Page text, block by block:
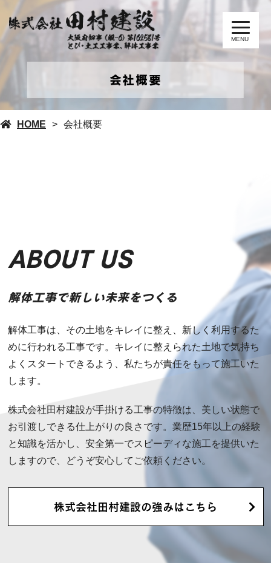
MENU
会社概要
HOME 会社概要
ABOUT US
解体工事で新しい未来をつくる
解体工事は、その土地をキレイに整え、新しく利用するた
めに行われる工事です。キレイに整えられた土地で気持ち
よくスタートできるよう、私たちが責任をもって施工いた
します。
株式会社田村建設が手掛ける工事の特徴は、美しい状態で
お引渡しできる仕上がりの良さです。業歴15年以上の経験
と知識を活かし、安全第一でスピーディな施工を提供いた
しますので、どうぞ安心してご依頼ください。
株式会社田村建設の強みはこちら